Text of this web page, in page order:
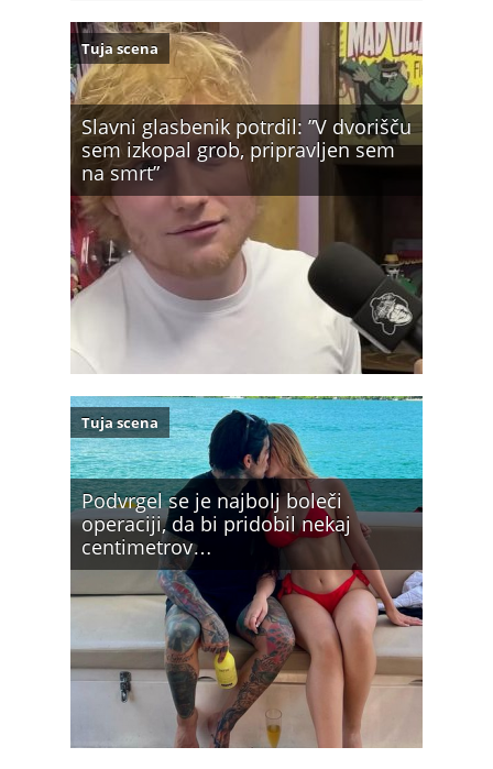
Slavni glasbenik potrdil: ”V dvorišču
sem izkopal grob, pripravljen sem
na smrt”
Tuja scena
Podvrgel se je najbolj boleči
operaciji, da bi pridobil nekaj
centimetrov…
Tuja scena